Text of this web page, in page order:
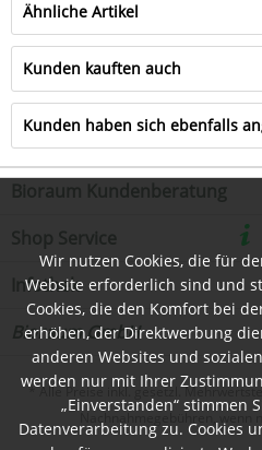
Ähnliche Artikel
Kunden kauften auch
Kunden haben sich ebenfalls
Infothek
Bioraum GmbH
* Alle Preise inkl. gesetzl.
Nachnahmegebühren, wenn
Wir nutzen Cookies, die für
Website erforderlich sind und
Cookies, die den Komfort bei
erhöhen, der Direktwerbung
anderen Websites und
werden nur mit Ihrer
„Einverstanden“ stimmen
Datenverarbeitung zu. Cookies